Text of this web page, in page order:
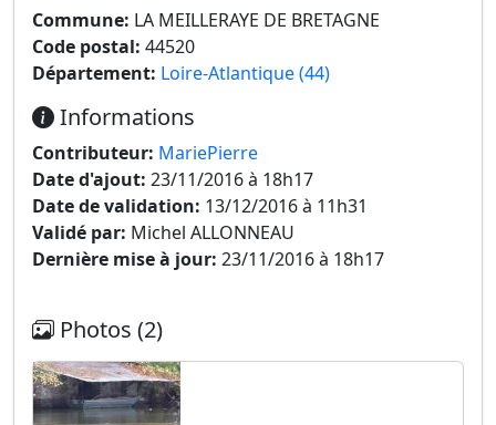
Commune: LA MEILLERAYE DE BRETAGNE
Code postal: 44520
Département: Loire-Atlantique (44)
Informations
Contributeur: MariePierre
Date d'ajout: 23/11/2016 à 18h17
Date de validation: 13/12/2016 à 11h31
Validé par: Michel ALLONNEAU
Dernière mise à jour: 23/11/2016 à 18h17
Photos (2)